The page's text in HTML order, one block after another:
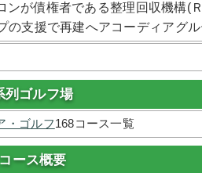
ンが債権者である整理回収機構(
の支援で再建へアコーディアグ
列ゴルフ場
・ゴルフ168コース一覧
コース概要